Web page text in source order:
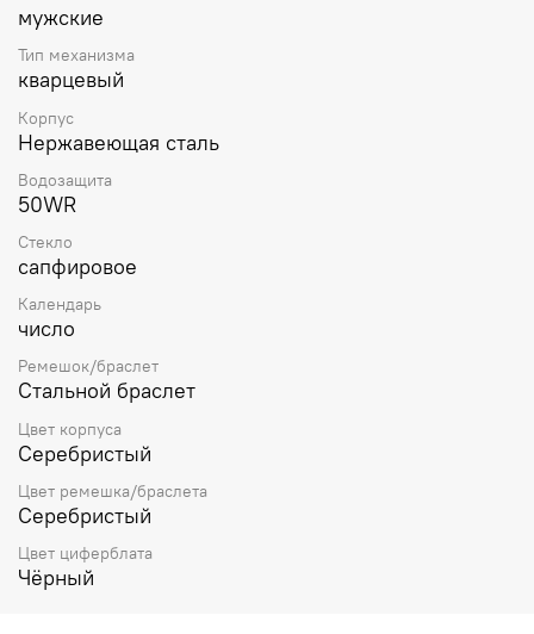
мужские
Тип механизма
кварцевый
Корпус
Нержавеющая сталь
Водозащита
50WR
Стекло
сапфировое
Календарь
число
Ремешок/браслет
Стальной браслет
Цвет корпуса
Серебристый
Цвет ремешка/браслета
Серебристый
Цвет циферблата
Чёрный